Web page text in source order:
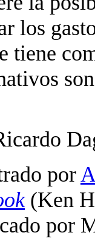
los
tiene
por
(Ken
por